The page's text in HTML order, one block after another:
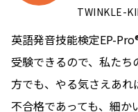
TWINKLE-
英語発音技能検定EP-
受験できるので、私た
方でも、やる気さえあれ
不合格であっても、細か